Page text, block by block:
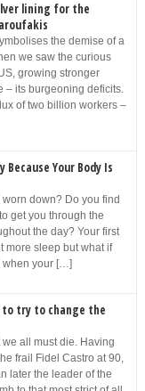
lining for the
the demise of a
we saw the curious
growing stronger
– its burgeoning deficits.
of two billion workers –
Because Your Body Is
down? Do you find
get you through the
the day? Your first
more sleep but what if
when your […]
to try to change the
all must die. Having
frail Fidel Castro at 90,
later the leader of the